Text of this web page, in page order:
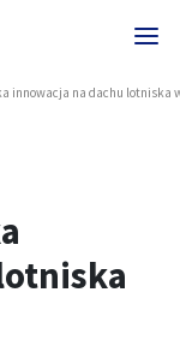
innowacja na dachu lotniska